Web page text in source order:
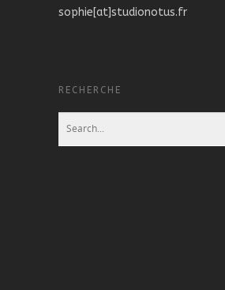
sophie[at]studionotus.fr
RECHERCHE